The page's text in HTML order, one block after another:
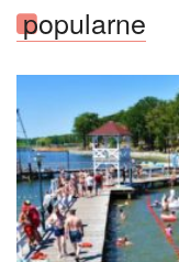
popularne